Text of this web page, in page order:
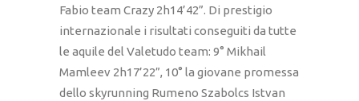
Fabio team Crazy 2h14’42”. Di prestigio
internazionale i risultati conseguiti da tutte
le aquile del Valetudo team: 9° Mikhail
Mamleev 2h17’22”, 10° la giovane promessa
dello skyrunning Rumeno Szabolcs Istvan